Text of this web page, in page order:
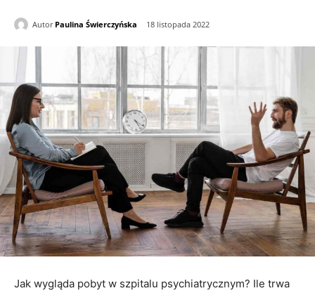
Autor Paulina Świerczyńska 18 listopada 2022
Jak wygląda pobyt w szpitalu psychiatrycznym? Ile trwa